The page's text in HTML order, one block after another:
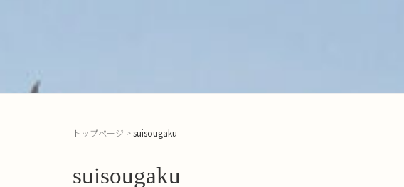
トップページ >suisougaku
suisougaku